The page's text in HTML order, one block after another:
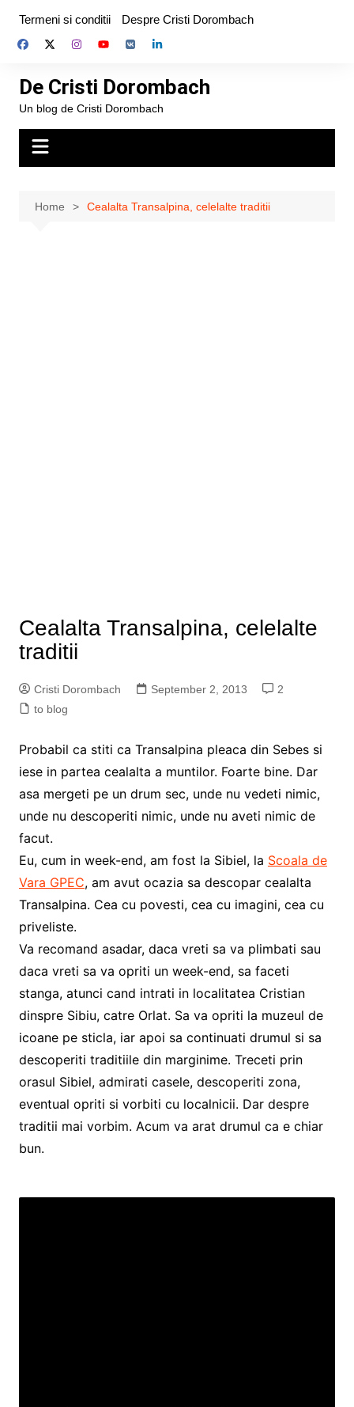
content
Termeni si conditii Despre Cristi Dorombach
De Cristi Dorombach
Un blog de Cristi Dorombach
Home Cealalta Transalpina, celelalte traditii
Cealalta Transalpina, celelalte
traditii
Cristi Dorombach September 2, 2013
2
to blog
Probabil ca stiti ca Transalpina pleaca din Sebes si
iese in partea cealalta a muntilor. Foarte bine. Dar
asa mergeti pe un drum sec, unde nu vedeti nimic,
unde nu descoperiti nimic, unde nu aveti nimic de
facut.
Eu, cum in week-end, am fost la Sibiel, la Scoala de
Vara GPEC, am avut ocazia sa descopar cealalta
Transalpina. Cea cu povesti, cea cu imagini, cea cu
priveliste.
Va recomand asadar, daca vreti sa va plimbati sau
daca vreti sa va opriti un week-end, sa faceti
stanga, atunci cand intrati in localitatea Cristian
dinspre Sibiu, catre Orlat. Sa va opriti la muzeul de
icoane pe sticla, iar apoi sa continuati drumul si sa
descoperiti traditiile din marginime. Treceti prin
orasul Sibiel, admirati casele, descoperiti zona,
eventual opriti si vorbiti cu localnicii. Dar despre
traditii mai vorbim. Acum va arat drumul ca e chiar
bun.